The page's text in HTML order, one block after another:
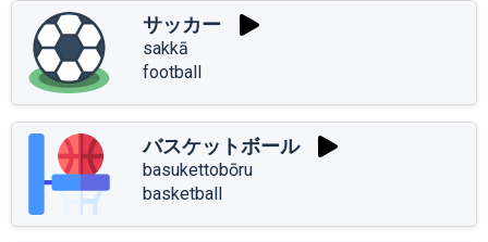
サッカー
sakkā
football
バスケットボール
basukettobōru
basketball